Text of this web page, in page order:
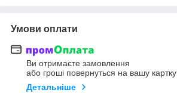
Умови оплати
Ви отримаєте замовлення
або гроші повернуться на вашу картку
Детальніше